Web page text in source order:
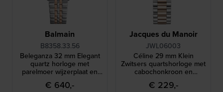
Balmain
B8358.33.56
Beleganza 32 mm Elegant
quartz horloge met
parelmoer wijzerplaat en
diamanten indexen
€ 640,-
Jacques du Manoir
JWL06003
Céline 29 mm Klein
Zwitsers quartshorloge met
cabochonkroon en
Romeinse indexen
€ 229,-